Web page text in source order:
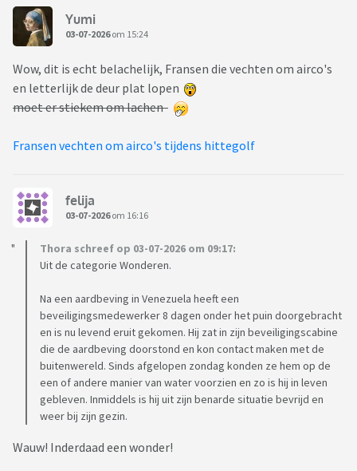
Yumi
03-07-2026om 15:24
Wow, dit is echt belachelijk, Fransen die vechten om airco's
en letterlijk de deur plat lopen
moet er stiekem om lachen
Fransen vechten om airco's tijdens hittegolf
felija
03-07-2026om 16:16
Thora schreef op 03-07-2026 om 09:17:
Uit de categorie Wonderen.
Na een aardbeving in Venezuela heeft een
beveiligingsmedewerker 8 dagen onder het puin doorgebracht
en is nu levend eruit gekomen. Hij zat in zijn beveiligingscabine
die de aardbeving doorstond en kon contact maken met de
buitenwereld. Sinds afgelopen zondag konden ze hem op de
een of andere manier van water voorzien en zo is hij in leven
gebleven. Inmiddels is hij uit zijn benarde situatie bevrijd en
weer bij zijn gezin.
Wauw! Inderdaad een wonder!